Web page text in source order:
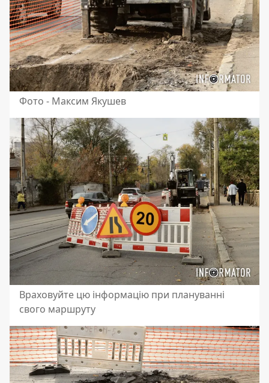
Фото - Максим Якушев
Враховуйте цю інформацію при плануванні
свого маршруту